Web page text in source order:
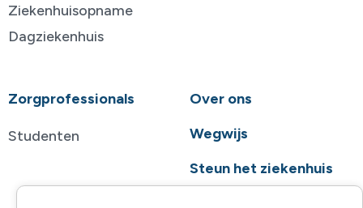
Ziekenhuisopname
Dagziekenhuis
Zorgprofessionals
Studenten
Over ons
Wegwijs
Steun het ziekenhuis